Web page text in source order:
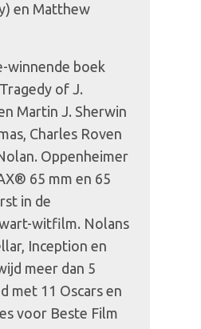
en Matthew
winnende boek
of J.
Martin J. Sherwin
Charles Roven
Oppenheimer
65 mm en 65
in de
witfilm. Nolans
Inception en
meer dan 5
met 11 Oscars en
voor Beste Film